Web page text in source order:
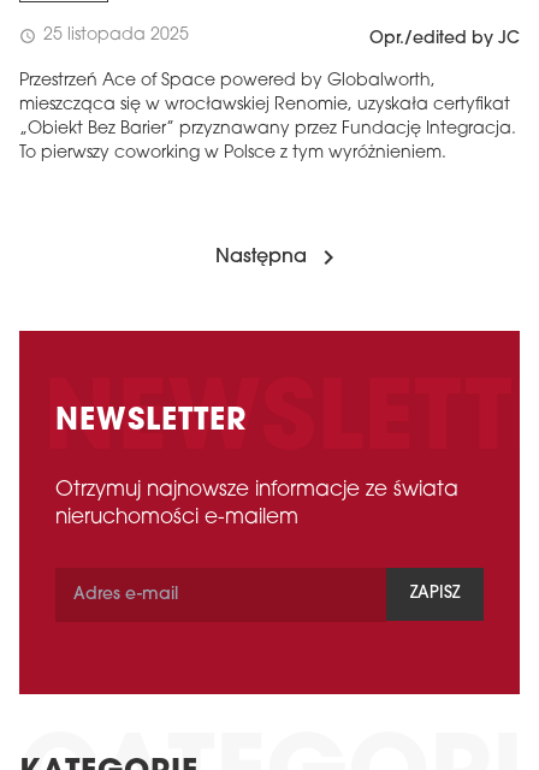
schedule 25 listopada 2025 Opr./edited by JC
Przestrzeń Ace of Space powered by Globalworth,
mieszcząca się w wrocławskiej Renomie, uzyskała certyfikat
„Obiekt Bez Barier” przyznawany przez Fundację Integracja.
To pierwszy coworking w Polsce z tym wyróżnieniem.
Następna
NEWSLETTER
Otrzymuj najnowsze informacje ze świata
nieruchomości e-mailem
ZAPISZ